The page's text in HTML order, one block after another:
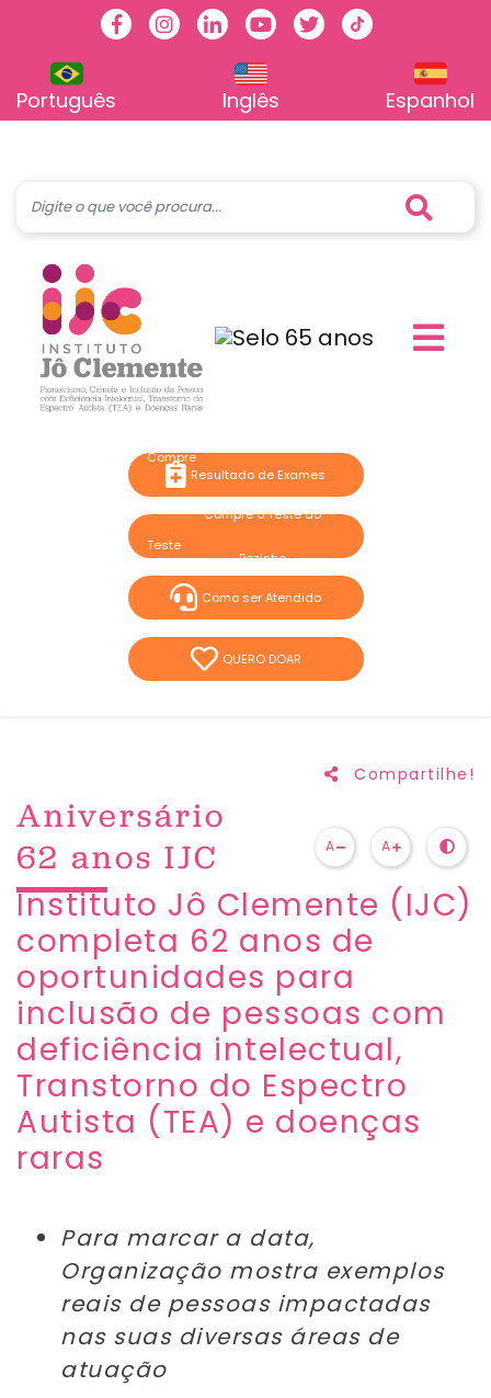
FacebookInstagram
LinkedinYoutubeTwitterTikTok
Português Inglês Espanhol
Resultado de Exames
Compre o Teste do
Pezinho
Como ser Atendido
QUERO DOAR
Aniversário
62 anos IJC
Compartilhe!
A A
​Instituto Jô Clemente (IJC)
completa 62 anos de
oportunidades para
inclusão de pessoas com
deficiência intelectual,
Transtorno do Espectro
Autista (TEA) e doenças
raras
Para marcar a data,
Organização mostra exemplos
reais de pessoas impactadas
nas suas diversas áreas de
atuação